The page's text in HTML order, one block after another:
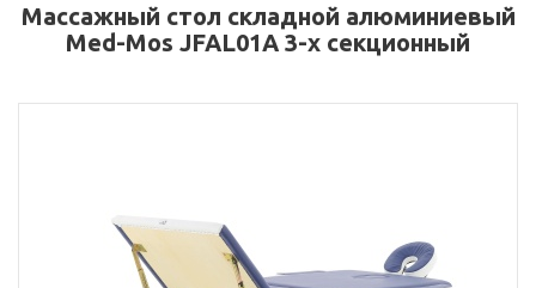
Массажный стол складной алюминиевый
Med-Mos JFAL01A 3-х секционный